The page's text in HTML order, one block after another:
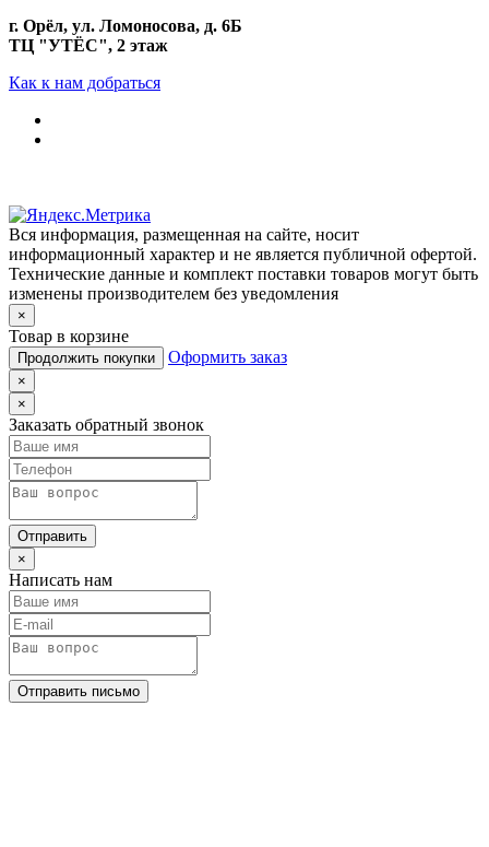
г. Орёл, ул. Ломоносова, д. 6Б
ТЦ "УТЁС", 2 этаж
Как к нам добраться
Вся информация, размещенная на сайте, носит
информационный характер и не является публичной офертой.
Технические данные и комплект поставки товаров могут быть
изменены производителем без уведомления
×
Товар в корзине
Продолжить покупки Оформить заказ
×
×
Заказать обратный звонок
Отправить
×
Написать нам
Отправить письмо